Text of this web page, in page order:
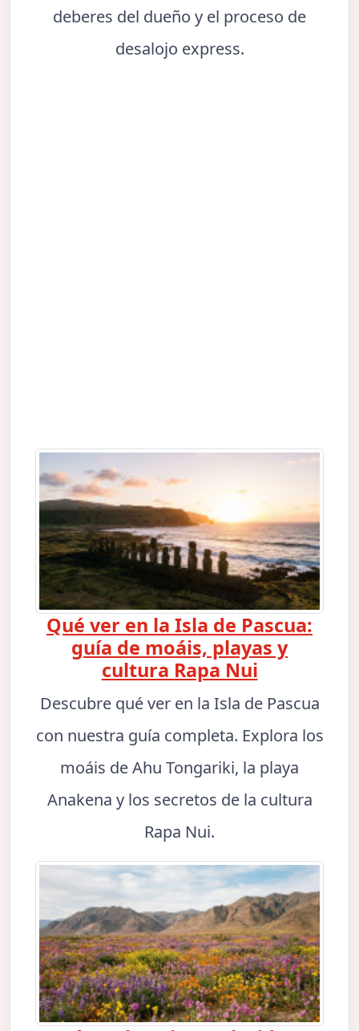
deberes del dueño y el proceso de
desalojo express.
Qué ver en la Isla de Pascua:
guía de moáis, playas y
cultura Rapa Nui
Descubre qué ver en la Isla de Pascua
con nuestra guía completa. Explora los
moáis de Ahu Tongariki, la playa
Anakena y los secretos de la cultura
Rapa Nui.